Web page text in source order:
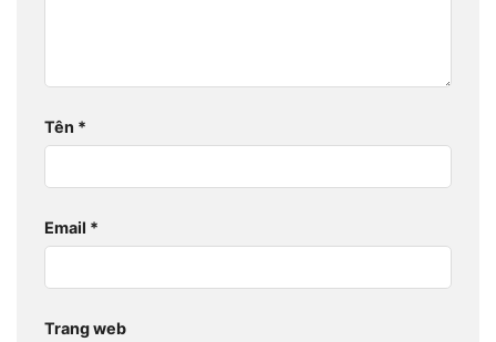
Tên *
Email *
Trang web